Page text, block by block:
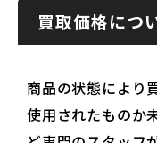
買取価格につ
商品の状態により
使用されたものか